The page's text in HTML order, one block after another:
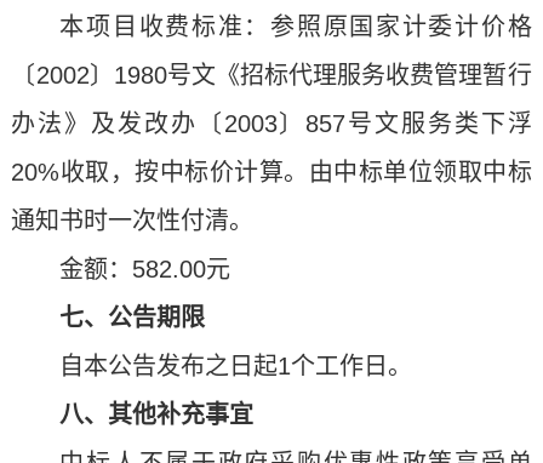
本项目收费标准：参照原国家计委计价格
〔2002〕1980号文《招标代理服务收费管理暂行
办法》及发改办〔2003〕857号文服务类下浮
20%收取，按中标价计算。由中标单位领取中标
通知书时一次性付清。
金额：582.00元
七、公告期限
自本公告发布之日起1个工作日。
八、其他补充事宜